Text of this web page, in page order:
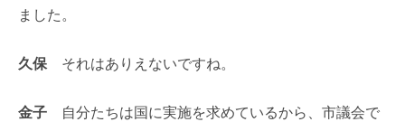
ました。
久保 それはありえないですね。
金子 自分たちは国に実施を求めているから、市議会で